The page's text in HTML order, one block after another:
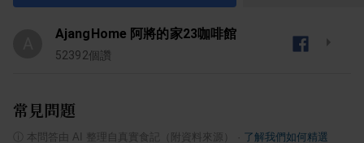
AjangHome 阿將的家23咖啡館
52392個讚
常見問題
本問答由 AI 整理自真實食記（附資料來源） 了解我們如何精選